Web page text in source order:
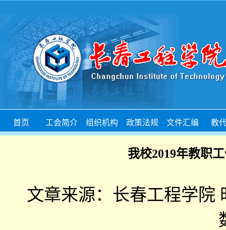
首页 工会简介 组织机构 政策法规 文件汇编 教
我校2019年教职
文章来源：长春工程学院